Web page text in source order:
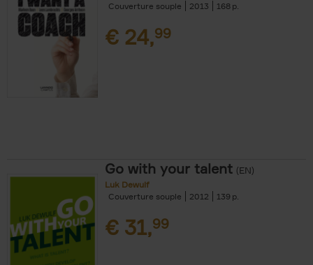
Couverture souple
2013 168
€ 24,99
Go with your talent (EN)
Luk Dewulf
Couverture souple
2012 139
€ 31,99